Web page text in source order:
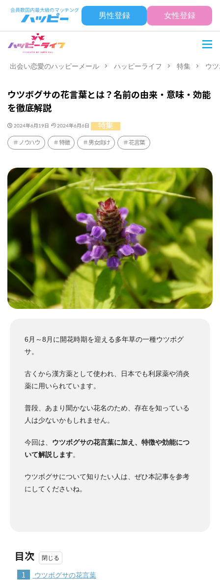
男性登録 女性登録
出会い恋愛のハッピーメール ハッピーライフ 特集 ウ
ウツボグサの花言葉とは？名前の由来・意味・効能
を徹底解説
2024年6月19日 2024年6月6日 特集
ノウハウ 特徴 男女向け 花言葉
6月～8月に開花時期を迎える多年草の一種ウツボグ
サ。
古くから漢方薬として使われ、日本でも利尿薬や消炎
薬に用いられています。
普段、あまり聞かない花名のため、存在を知っている
人は少ないかもしれません。
今回は、 ウツボグサの花言葉に加え、特徴や効能につ
いて解説します。
ウツボグサについて知りたい人は、ぜひ本記事を参考
にしてくださいね。
目次
1 ウツボグサの花言葉